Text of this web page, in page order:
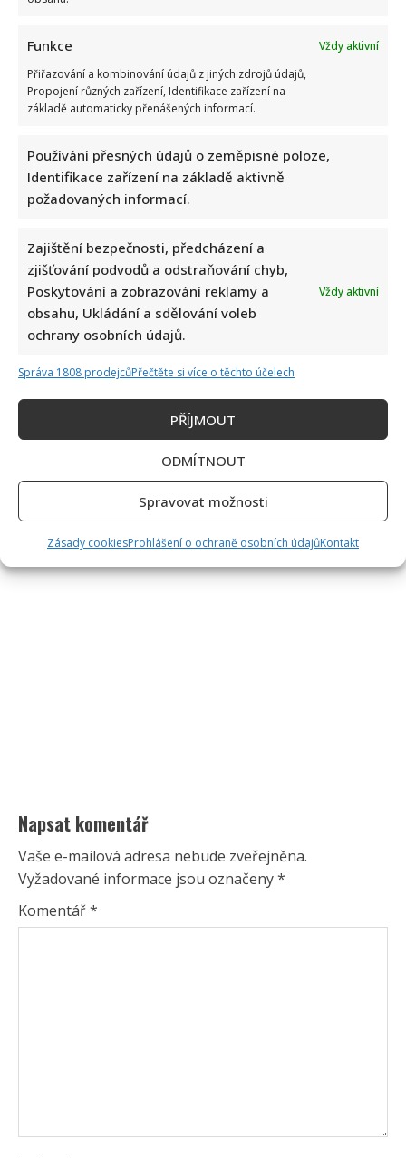
Funkce
Vždy aktivní
Přiřazování a kombinování údajů z jiných zdrojů údajů,
Propojení různých zařízení, Identifikace zařízení na
základě automaticky přenášených informací.
Používání přesných údajů o zeměpisné poloze,
Identifikace zařízení na základě aktivně
požadovaných informací.
Zajištění bezpečnosti, předcházení a
zjišťování podvodů a odstraňování chyb,
Poskytování a zobrazování reklamy a
obsahu, Ukládání a sdělování voleb
ochrany osobních údajů.
Vždy aktivní
Správa 1808 prodejcůPřečtěte si více o těchto účelech
PŘÍJMOUT
ODMÍTNOUT
Spravovat možnosti
Zásady cookiesProhlášení o ochraně osobních údajůKontakt
Napsat komentář
Vaše e-mailová adresa nebude zveřejněna.
Vyžadované informace jsou označeny*
Komentář*